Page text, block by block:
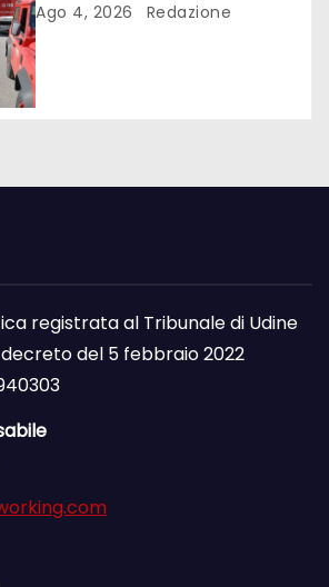
Ago 4, 2026 Redazione
registrata al Tribunale di Udine
del 5 febbraio 2022